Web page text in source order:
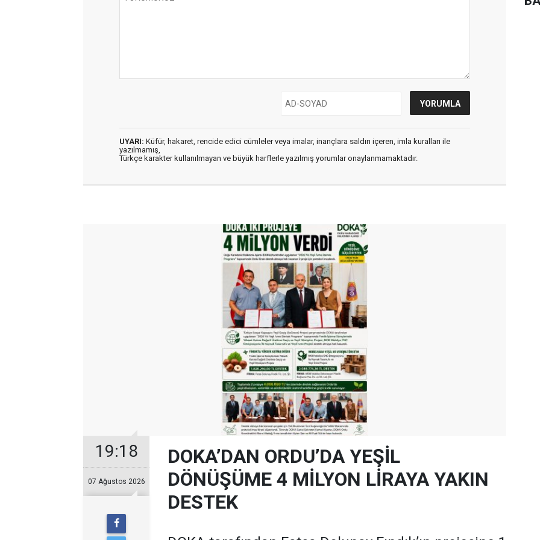
UYARI: Küfür, hakaret, rencide edici cümleler veya imalar, inançlara saldırı içeren, imla kuralları ile
yazılmamış,
Türkçe karakter kullanılmayan ve büyük harflerle yazılmış yorumlar onaylanmamaktadır.
19:18
07 Ağustos 2026
DOKA’DAN ORDU’DA YEŞİL
DÖNÜŞÜME 4 MİLYON LİRAYA YAKIN
DESTEK